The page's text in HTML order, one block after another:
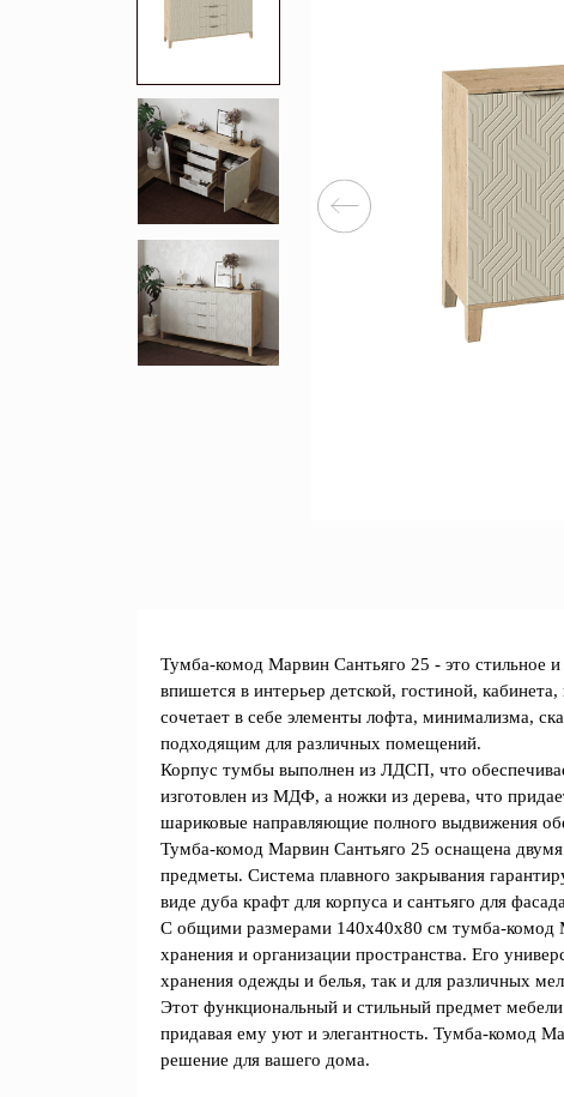
Зеркала
Полки
Матрасы
Прихожие
Освещение
Декор
Вертикальные
зеркала
матрасы
Туалетные
Угловые
Тумба-комод Марвин Сантьяго 25 - это стильное
впишется в интерьер детской, гостиной,
сочетает в себе элементы лофта, минимализма,
подходящим для различных помещений.
Корпус тумбы выполнен из ЛДСП, что
изготовлен из МДФ, а ножки из дерева, что
шариковые направляющие полного выдвижения
Тумба-комод Марвин Сантьяго 25 оснащена
предметы. Система плавного закрывания
виде дуба крафт для корпуса и сантьяго для
С общими размерами 140x40x80 см тумба-комод
хранения и организации пространства. Его
хранения одежды и белья, так и для различных
Этот функциональный и стильный предмет
придавая ему уют и элегантность. Тумба-комод
решение для вашего дома.